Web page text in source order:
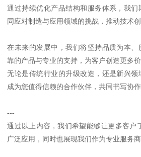
通过持续优化产品结构和服务体系，我
同应对制造与应用领域的挑战，推动技术创
在未来的发展中，我们将坚持品质为本
靠的产品与专业的支持，为客户创造更多价
无论是传统行业的升级改造，还是新兴
成为您值得信赖的合作伙伴，共同书写协作
---
通过以上内容，我们希望能够让更多客户
广泛应用，同时也展现我们作为专业服务商